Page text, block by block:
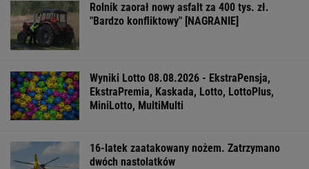
Rolnik zaorał nowy asfalt za 400 tys. zł.
"Bardzo konfliktowy" [NAGRANIE]
Wyniki Lotto 08.08.2026 - EkstraPensja,
EkstraPremia, Kaskada, Lotto, LottoPlus,
MiniLotto, MultiMulti
16-latek zaatakowany nożem. Zatrzymano
dwóch nastolatków